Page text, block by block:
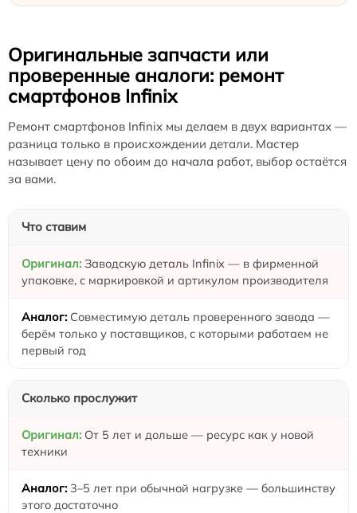
Оригинальные запчасти или
проверенные аналоги: ремонт
смартфонов Infinix
Ремонт смартфонов Infinix мы делаем в двух вариантах —
разница только в происхождении детали. Мастер
называет цену по обоим до начала работ, выбор остаётся
за вами.
Что ставим
Заводскую деталь Infinix — в фирменной
упаковке, с маркировкой и артикулом производителя
Совместимую деталь проверенного завода —
берём только у поставщиков, с которыми работаем не
первый год
Сколько прослужит
От 5 лет и дольше — ресурс как у новой
техники
3–5 лет при обычной нагрузке — большинству
этого достаточно